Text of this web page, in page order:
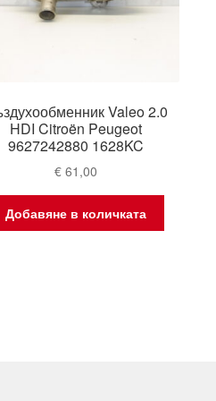
Valeo 2.0
HDI Citroën Peugeot
9627242880 1628KC
€ 61,00
Добавяне в количката